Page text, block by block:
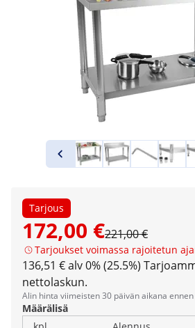
Tarjous
172,00 €221,00 €
Tarjoukset voimassa rajoitetun
136,51 € alv 0% (25.5%)
nettolaskun.
Alin hinta viimeisten 30 päivän aikana
Määrälisä